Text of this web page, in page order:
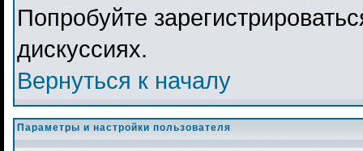
Попробуйте
дискуссиях.
Вернуться к началу
Параметры и настройки пользователя